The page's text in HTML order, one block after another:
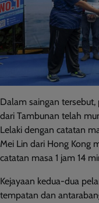
Dalam saingan
dari Tambunan telah
Lelaki dengan catatan
Mei Lin dari Hong Kong
catatan masa 1 jam 14
Kejayaan kedua-dua
tempatan dan